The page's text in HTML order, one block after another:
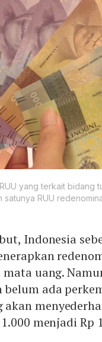
yang terkait bidang
RUU
Indonesia
uang.
belum ada
akan
menjadi Rp